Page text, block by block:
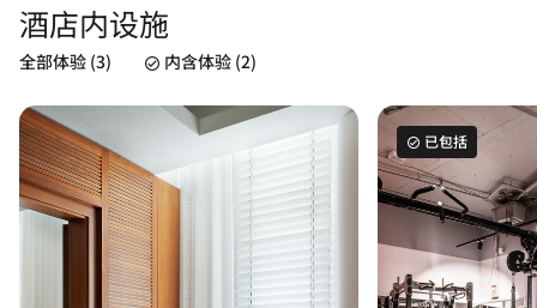
酒店内设施
全部体验 (3) 内含体验 (2)
已包括